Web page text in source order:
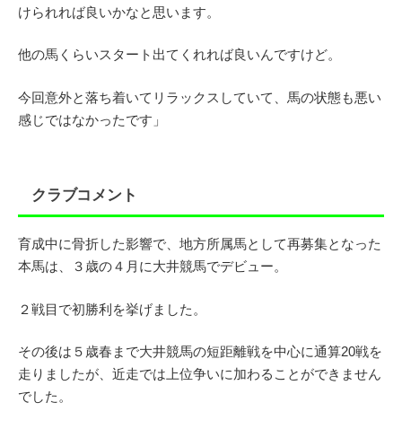
けられれば良いかなと思います。
他の馬くらいスタート出てくれれば良いんですけど。
今回意外と落ち着いてリラックスしていて、馬の状態も悪い
感じではなかったです」
クラブコメント
育成中に骨折した影響で、地方所属馬として再募集となった
本馬は、３歳の４月に大井競馬でデビュー。
２戦目で初勝利を挙げました。
その後は５歳春まで大井競馬の短距離戦を中心に通算20戦を
走りましたが、近走では上位争いに加わることができません
でした。